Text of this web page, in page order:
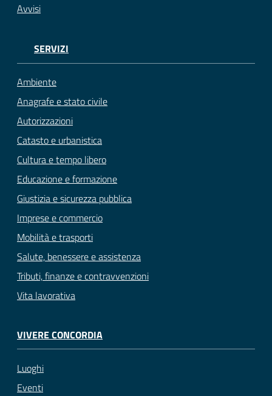
Avvisi
SERVIZI
Ambiente
Anagrafe e stato civile
Autorizzazioni
Catasto e urbanistica
Cultura e tempo libero
Educazione e formazione
Giustizia e sicurezza pubblica
Imprese e commercio
Mobilità e trasporti
Salute, benessere e assistenza
Tributi, finanze e contravvenzioni
Vita lavorativa
VIVERE CONCORDIA
Luoghi
Eventi